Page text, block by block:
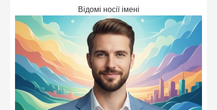
Відомі носії імені